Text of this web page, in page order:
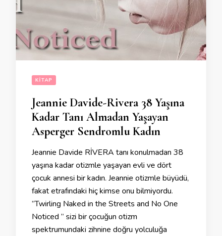
KITAP
Jeannie Davide-Rivera 38 Yaşına
Kadar Tanı Almadan Yaşayan
Asperger Sendromlu Kadın
Jeannie Davide RİVERA tanı konulmadan 38
yaşına kadar otizmle yaşayan evli ve dört
çocuk annesi bir kadın. Jeannie otizmle büyüdü,
fakat etrafındaki hiç kimse onu bilmiyordu.
”Twirling Naked in the Streets and No One
Noticed ” sizi bir çocuğun otizm
spektrumundaki zihnine doğru yolculuğa